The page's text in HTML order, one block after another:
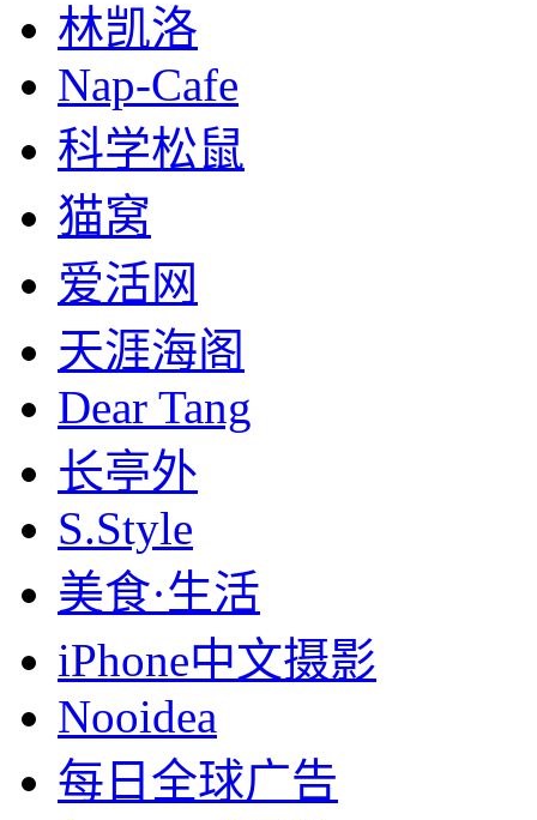
林凯洛
Nap-Cafe
科学松鼠
猫窝
爱活网
天涯海阁
Dear Tang
长亭外
S.Style
美食·生活
iPhone中文摄影
Nooidea
每日全球广告